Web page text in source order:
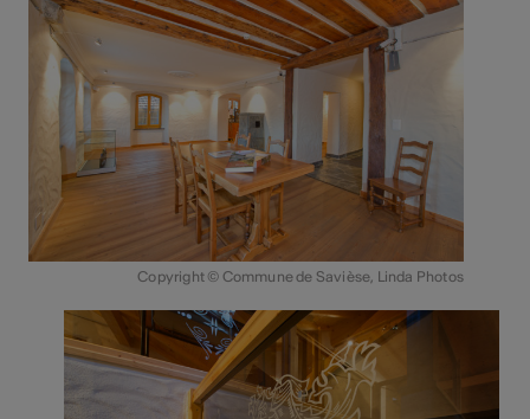
Copyright © Commune de Savièse, Linda Photos